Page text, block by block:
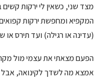
מצד שני, כשאין לי ירקות
המקפיא ומחפשת ירקות
(עדינה או רגילה) ועד תירס או
הפעם מצאתי את עצמי מול
אמצא מה לשדך לקינואה, אבל